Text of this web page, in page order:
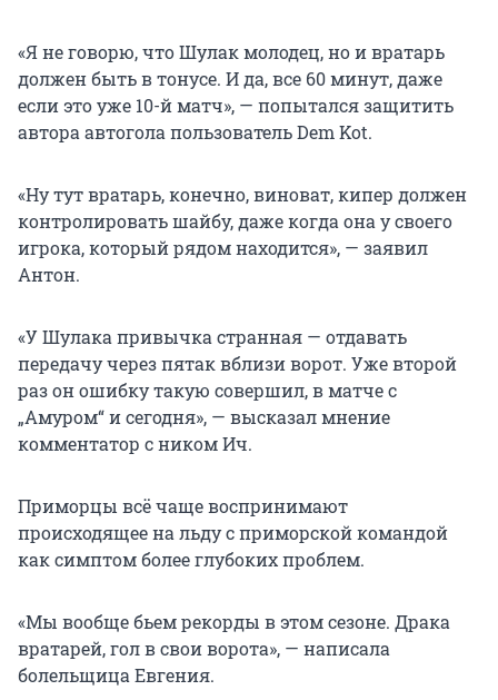
«Я не говорю, что Шулак молодец, но и вратарь
должен быть в тонусе. И да, все 60 минут, даже
если это уже 10-й матч», — попытался защитить
автора автогола пользователь Dem Kot.
«Ну тут вратарь, конечно, виноват, кипер должен
контролировать шайбу, даже когда она у своего
игрока, который рядом находится», — заявил
Антон.
«У Шулака привычка странная — отдавать
передачу через пятак вблизи ворот. Уже второй
раз он ошибку такую совершил, в матче с
„Амуром“ и сегодня», — высказал мнение
комментатор с ником Ич.
Приморцы всё чаще воспринимают
происходящее на льду с приморской командой
как симптом более глубоких проблем.
«Мы вообще бьем рекорды в этом сезоне. Драка
вратарей, гол в свои ворота», — написала
болельщица Евгения.